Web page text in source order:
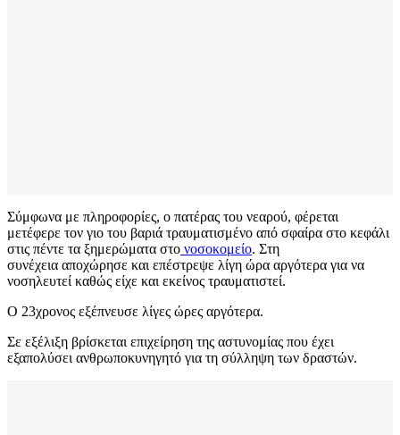
Σύμφωνα με πληροφορίες, ο πατέρας του νεαρού, φέρεται
μετέφερε τον γιο του βαριά τραυματισμένο από σφαίρα στο κεφάλι
στις πέντε τα ξημερώματα στο νοσοκομείο. Στη
συνέχεια αποχώρησε και επέστρεψε λίγη ώρα αργότερα για να
νοσηλευτεί καθώς είχε και εκείνος τραυματιστεί.
Ο 23χρονος εξέπνευσε λίγες ώρες αργότερα.
Σε εξέλιξη βρίσκεται επιχείρηση της αστυνομίας που έχει
εξαπολύσει ανθρωποκυνηγητό για τη σύλληψη των δραστών.